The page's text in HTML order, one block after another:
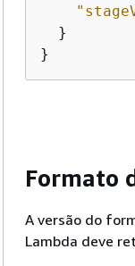
  }
}
Formato
A versão do
Lambda deve